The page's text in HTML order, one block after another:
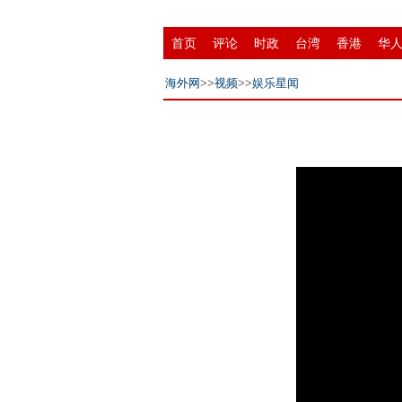
首页 评论 时政 台湾 香港 华人
中原 创投 成渝 书画
海外网>>视频>>娱乐星闻